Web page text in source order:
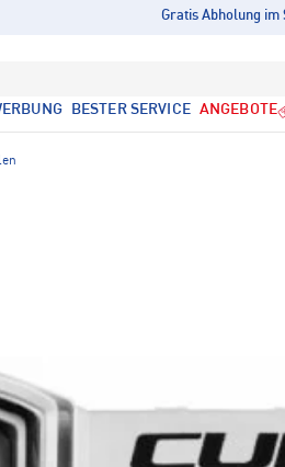
Gratis Abholung im
BESTER SERVICE ANGEBOTE